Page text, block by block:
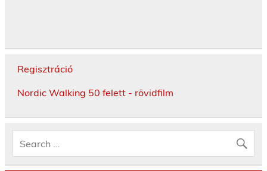
Regisztráció
Nordic Walking 50 felett - rövidfilm